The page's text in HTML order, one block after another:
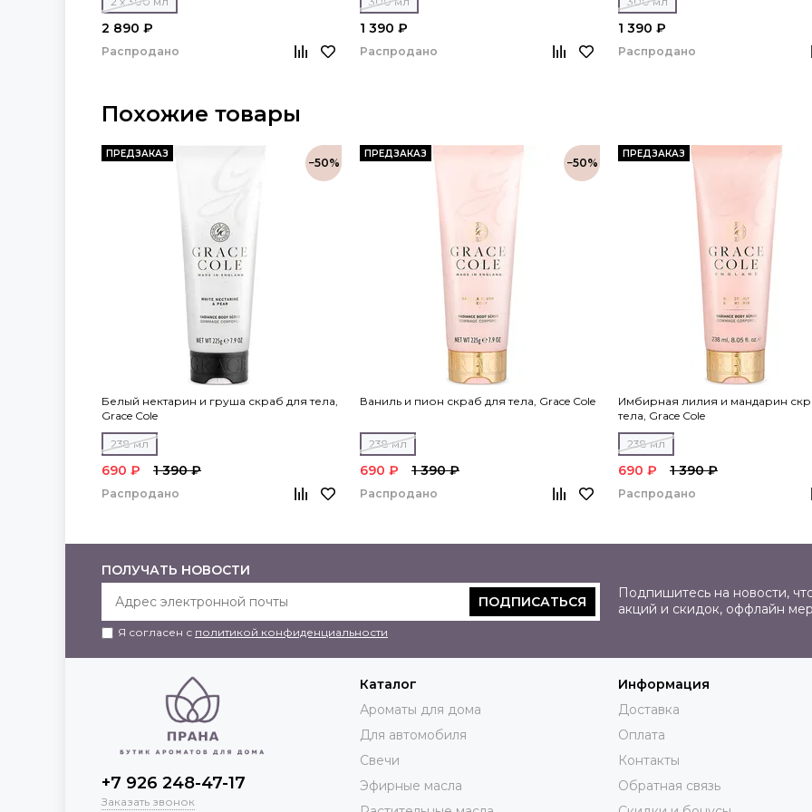
2 890 ₽
Распродано
1 390 ₽
Распродано
1 390 ₽
Распродано
Похожие товары
ПРЕДЗАКАЗ
−50%
Белый нектарин и груша скраб для тела,
Grace Cole
238 мл
690 ₽ 1 390 ₽
Распродано
ПРЕДЗАКАЗ
−50%
Ваниль и пион скраб для тела, Grace Cole
238 мл
690 ₽ 1 390 ₽
Распродано
ПРЕДЗАКАЗ
Имбирная лилия и мандарин
тела, Grace Cole
238 мл
690 ₽ 1 390 ₽
Распродано
ПОЛУЧАТЬ НОВОСТИ
ПОДПИСАТЬСЯ
Я согласен с политикой конфиденциальности
Подпишитесь на новости,
акций и скидок, оффлайн
+7 926 248-47-17
Заказать звонок
Каталог
Ароматы для дома
Для автомобиля
Свечи
Эфирные масла
Информация
Доставка
Оплата
Контакты
Обратная связь